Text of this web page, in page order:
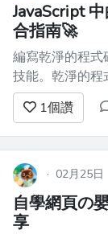
JavaScript
合指南🚀
編寫乾淨的程
技能。乾淨的程
碼可以工作，它
率地工作，並
未來的自己）
綜合指南中，
JavaScript 程式
麼是乾淨程式
1個讚
· 02月25日
自學網頁の
享